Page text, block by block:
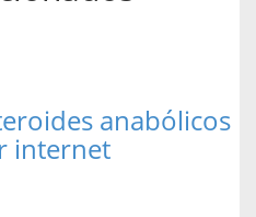
anabólicos
internet